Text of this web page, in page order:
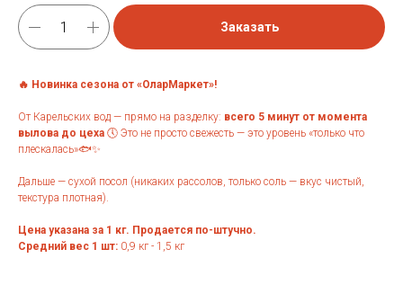
Заказать
🔥 Новинка сезона от «ОларМаркет»!
От Карельских вод — прямо на разделку: всего 5 минут от момента
вылова до цеха 🕔 Это не просто свежесть — это уровень «только что
плескалась»🐟✨
Дальше — сухой посол (никаких рассолов, только соль — вкус чистый,
текстура плотная).
Цена указана за 1 кг. Продается по-штучно.
Средний вес 1 шт: 0,9 кг - 1,5 кг